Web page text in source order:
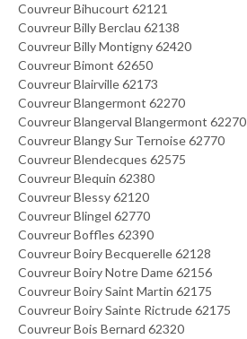
Couvreur Bihucourt 62121
Couvreur Billy Berclau 62138
Couvreur Billy Montigny 62420
Couvreur Bimont 62650
Couvreur Blairville 62173
Couvreur Blangermont 62270
Couvreur Blangerval Blangermont 62270
Couvreur Blangy Sur Ternoise 62770
Couvreur Blendecques 62575
Couvreur Blequin 62380
Couvreur Blessy 62120
Couvreur Blingel 62770
Couvreur Boffles 62390
Couvreur Boiry Becquerelle 62128
Couvreur Boiry Notre Dame 62156
Couvreur Boiry Saint Martin 62175
Couvreur Boiry Sainte Rictrude 62175
Couvreur Bois Bernard 62320